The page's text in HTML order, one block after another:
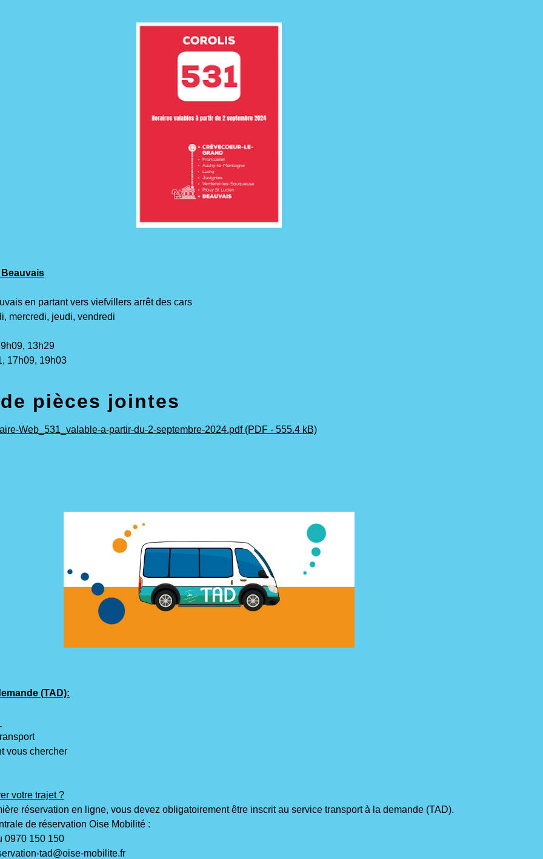
en partant vers viefvillers arrêt des cars
mercredi, jeudi, vendredi
13h29
17h09, 19h03
pièces jointes
Web_531_valable-a-partir-du-2-septembre-2024.pdf (PDF - 555.4 kB)
(TAD):
vous chercher
votre trajet ?
réservation en ligne, vous devez obligatoirement être inscrit au service transport à la demande (TAD).
de réservation Oise Mobilité :
0970 150 150
tad@oise-mobilite.fr